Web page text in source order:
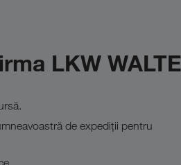
LKW
de expediţii pentru